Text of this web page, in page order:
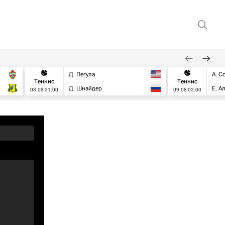
Теннис
08.08 21:00
Д. Пегула
Д. Шнайдер
Теннис
09.08 02:00
А.
Е.